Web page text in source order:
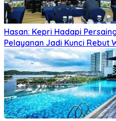
Hasan: Kepri Hadapi
Pelayanan Jadi Kunci Rebut